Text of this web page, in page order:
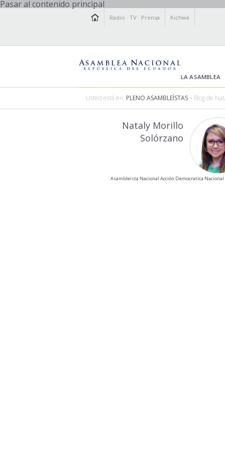
Pasar al contenido principal
Radio ·TV · Prensa Kichwa
LA ASAMBLEA
Usted está en: PLENO ASAMBLEÍSTAS » Blog de
Nataly Morillo
Solórzano
Asambleísta Nacional Acción Democratica Nacional